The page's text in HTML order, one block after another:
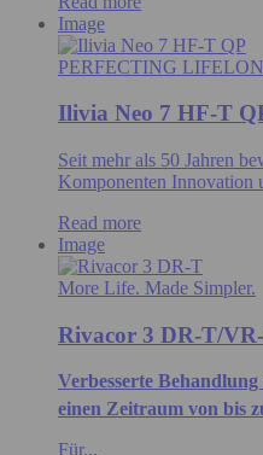
Image
PERFECTING
Ilivia Neo 7 HF-T
Seit mehr als 50 Jahren
Komponenten Innovation
Read more
Image
More Life. Made Simpler.
Rivacor 3 DR-T/
Verbesserte
einen Zeitraum von bis
Für...